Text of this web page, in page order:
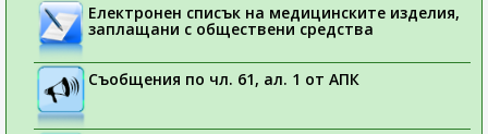
Електронен списък на медицинските изделия,
заплащани с обществени средства
Съобщения по чл. 61, ал. 1 от АПК